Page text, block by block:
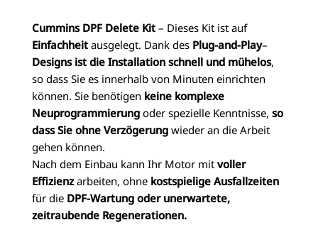
Cummins DPF Delete Kit– Dieses Kit ist auf
Einfachheit ausgelegt. Dank des Plug-and-Play–
Designs ist die Installation schnell und mühelos,
so dass Sie es innerhalb von Minuten einrichten
können. Sie benötigen keine komplexe
Neuprogrammierungoder spezielle Kenntnisse, so
dass Sie ohne Verzögerungwieder an die Arbeit
gehen können.
Nach dem Einbau kann Ihr Motor mit voller
Effizienzarbeiten, ohne kostspielige Ausfallzeiten
für die DPF-Wartung oder unerwartete,
zeitraubende Regenerationen.